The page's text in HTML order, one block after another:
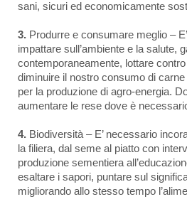
sani, sicuri ed economicamente
3. Produrre e consumare meglio –
impattare sull’ambiente e la salute,
contemporaneamente, lottare
diminuire il nostro consumo di
per la produzione di agro-energia.
aumentare le rese dove è
4. Biodiversità – E’ necessario
la filiera, dal seme al piatto con
produzione sementiera
esaltare i sapori, puntare sul
migliorando allo stesso tempo